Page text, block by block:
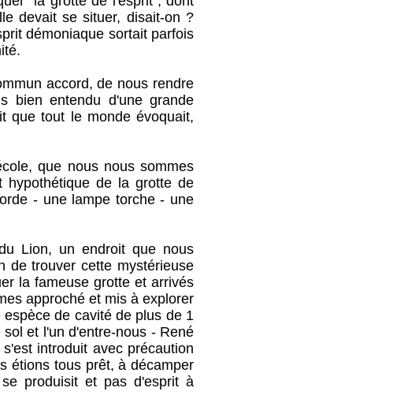
devait se situer, disait-on ?
démoniaque sortait parfois
accord, de nous rendre
bien entendu d'une grande
que tout le monde évoquait,
que nous nous sommes
hypothétique de la grotte de
- une lampe torche - une
un endroit que nous
de trouver cette mystérieuse
la fameuse grotte et arrivés
approché et mis à explorer
de cavité de plus de 1
et l'un d'entre-nous - René
introduit avec précaution
étions tous prêt, à décamper
produisit et pas d'esprit à